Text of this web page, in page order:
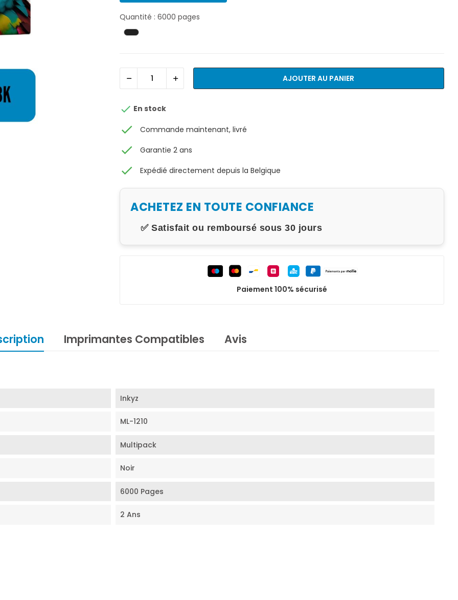
Quantité : 6000 pages
AJOUTER AU PANIER
 En stock
check Commande maintenant, livré
check Garantie 2 ans
check Expédié directement depuis la Belgique
ACHETEZ EN TOUTE CONFIANCE
✅ Satisfait ou remboursé sous 30 jours
Paiement 100% sécurisé
Imprimantes Compatibles Avis
Inkyz
ML-1210
Multipack
Noir
6000 Pages
2 Ans